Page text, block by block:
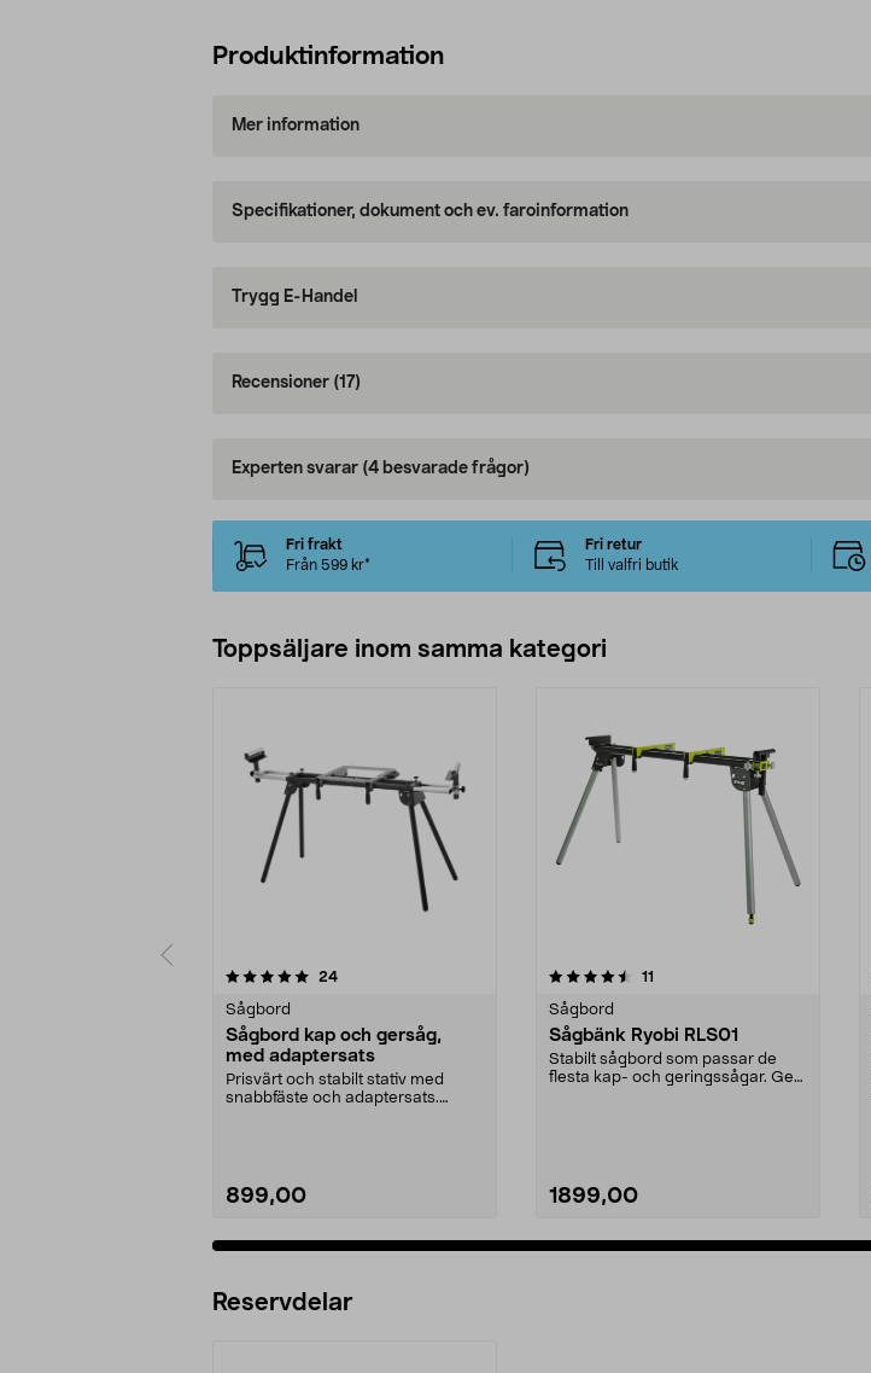
Produktinformation
Mer information
Specifikationer, dokument och ev. faroinformation
Trygg E-Handel
Recensioner (17)
Experten svarar (4 besvarade frågor)
Fri frakt
Från 599 kr*
Fri retur
Till valfri butik
Toppsäljare inom samma kategori
24recensioner
Sågbord
Sågbord kap och gersåg,
med adaptersats
Prisvärt och stabilt stativ med
snabbfäste och adaptersats.
899,00
4.5 av 5 stjärnor 11
Sågbord
Sågbänk Ryobi RLS01
Stabilt sågbord som passar de
flesta kap- och geringssågar. Ger
1899,00
4.5 av 5 stjärnor
Reservdelar